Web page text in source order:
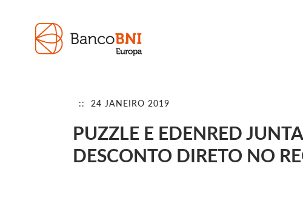
:: 24 JANEIRO 2019
PUZZLE E EDENRED
DESCONTO DIRETO NO